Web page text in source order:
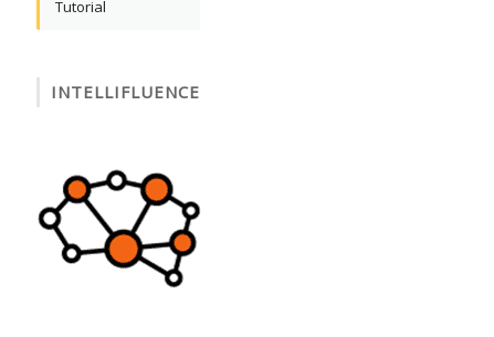
Tutorial
INTELLIFLUENCE